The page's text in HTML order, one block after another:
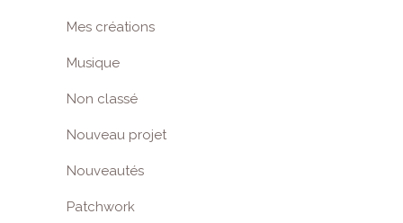
Mes créations
Musique
Non classé
Nouveau projet
Nouveautés
Patchwork